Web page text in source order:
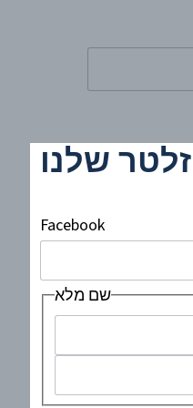
שלנו
Facebook
שם מלא